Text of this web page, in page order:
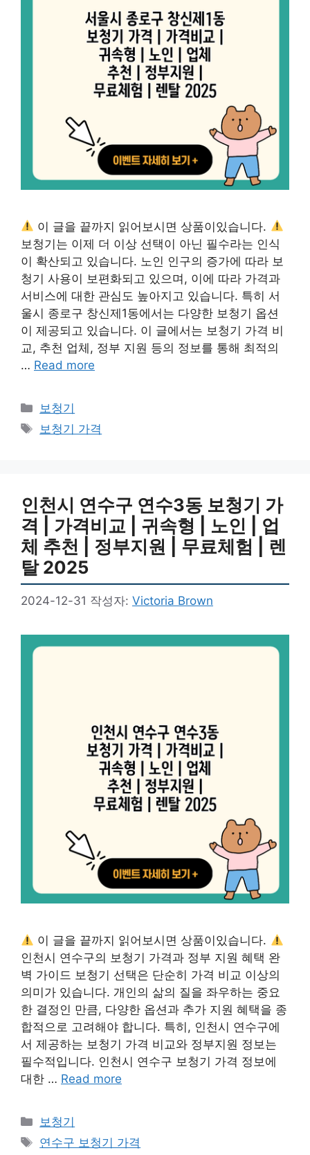
이 글을 끝까지 읽어보시면 상품이있습니다.
보청기는 이제 더 이상 선택이 아닌 필수라는 인식
이 확산되고 있습니다. 노인 인구의 증가에 따라 보
청기 사용이 보편화되고 있으며, 이에 따라 가격과
서비스에 대한 관심도 높아지고 있습니다. 특히 서
울시 종로구 창신제1동에서는 다양한 보청기 옵션
이 제공되고 있습니다. 이 글에서는 보청기 가격 비
교, 추천 업체, 정부 지원 등의 정보를 통해 최적의
… Read more
카
테
보청기
태
보청기 가격
인천시 연수구 연수3동 보청기 가
격 | 가격비교 | 귀속형 | 노인 | 업
체 추천 | 정부지원 | 무료체험 | 렌
탈 2025
2024-12-31 작성자: Victoria Brown
이 글을 끝까지 읽어보시면 상품이있습니다.
인천시 연수구의 보청기 가격과 정부 지원 혜택 완
벽 가이드 보청기 선택은 단순히 가격 비교 이상의
의미가 있습니다. 개인의 삶의 질을 좌우하는 중요
한 결정인 만큼, 다양한 옵션과 추가 지원 혜택을 종
합적으로 고려해야 합니다. 특히, 인천시 연수구에
서 제공하는 보청기 가격 비교와 정부지원 정보는
필수적입니다. 인천시 연수구 보청기 가격 정보에
대한 … Read more
카
테
보청기
태
연수구 보청기 가격